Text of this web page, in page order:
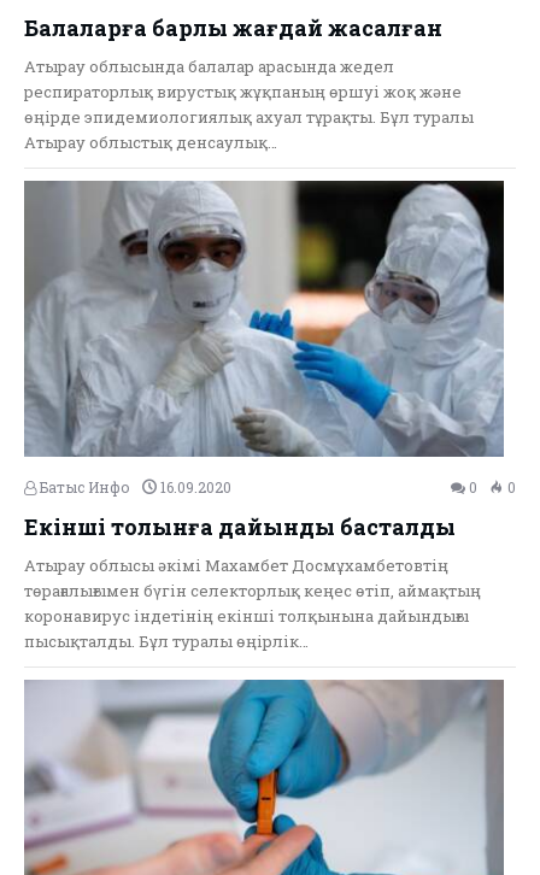
Балаларға барлық жағдай жасалған
Атырау облысында балалар арасында жедел
респираторлық вирустық жұқпаның өршуі жоқ және
өңірде эпидемиологиялық ахуал тұрақты. Бұл туралы
Атырау облыстық денсаулық…
Батыс Инфо 16.09.2020 0 0
Екінші толқынға дайындық басталды
Атырау облысы әкімі Махамбет Досмұхамбетовтің
төрағалығымен бүгін селекторлық кеңес өтіп, аймақтың
коронавирус індетінің екінші толқынына дайындығы
пысықталды. Бұл туралы өңірлік…